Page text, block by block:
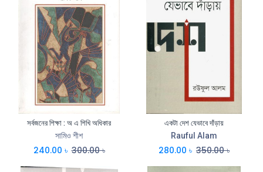
সর্বজনের শিক্ষা : অ এ শিখি অধিকার
সামিও শীশ
240.00 ৳ 300.00৳
একটা দেশ যেভাবে দাঁড়ায়
Rauful Alam
280.00 ৳ 350.00৳